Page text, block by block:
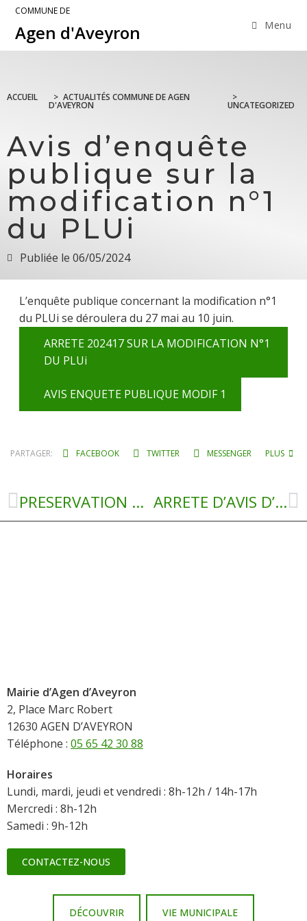
COMMUNE DE
Agen d'Aveyron Menu
ACCUEIL > ACTUALITÉS COMMUNE DE AGEN
D'AVEYRON
>
UNCATEGORIZED
Avis d’enquête
publique sur la
modification n°1
du PLUi
Publiée le 06/05/2024
L’enquête publique concernant la modification n°1
du PLUi se déroulera du 27 mai au 10 juin.
ARRETE 202417 SUR LA MODIFICATION N°1
DU PLUi
AVIS ENQUETE PUBLIQUE MODIF 1
PARTAGER: FACEBOOK TWITTER MESSENGER PLUS
PRESERVATION DES PALANGES AGRICOLES ARRETE D’AVIS D’ENQUETE PUBLIQUE
Mairie d’Agen d’Aveyron
2, Place Marc Robert
12630 AGEN D’AVEYRON
Téléphone : 05 65 42 30 88
Horaires
Lundi, mardi, jeudi et vendredi : 8h-12h / 14h-17h
Mercredi : 8h-12h
Samedi : 9h-12h
CONTACTEZ-NOUS
DÉCOUVRIR VIE MUNICIPALE